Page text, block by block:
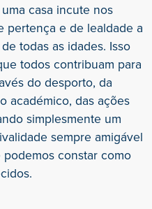
casa incute nos
pertença e de lealdade a
todas as idades. Isso
todos contribuam para
do desporto, da
académico, das ações
simplesmente um
sempre amigável
constar como